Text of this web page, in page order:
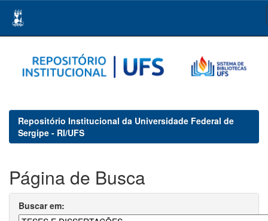
navigation
Repositório Institucional da Universidade Federal de
Sergipe - RI/UFS
Página de Busca
Buscar em: